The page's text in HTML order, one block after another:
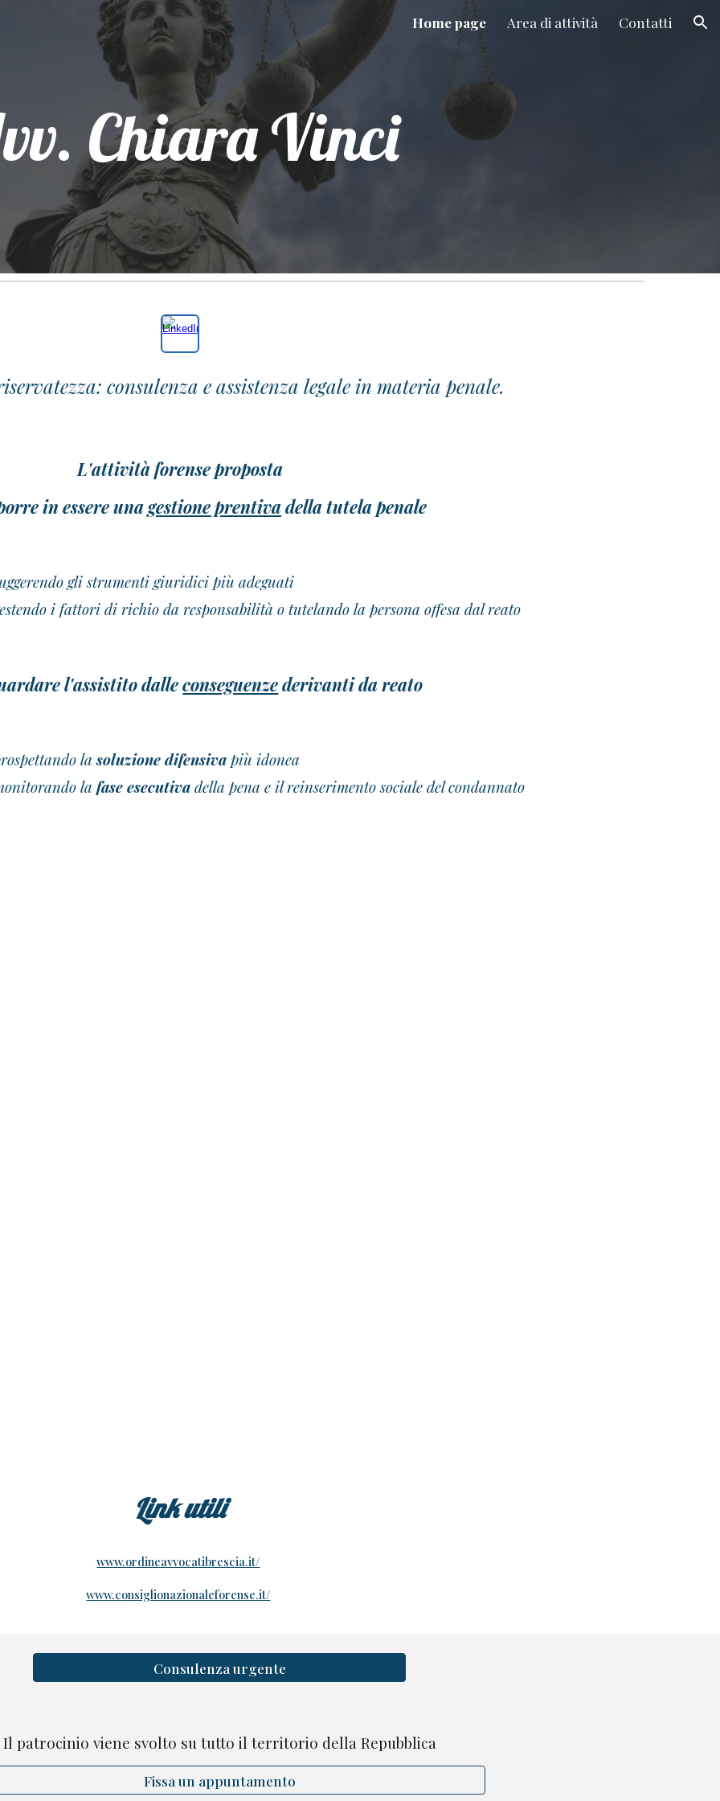
to main content Skip to navigation Home page Area di attività Contatti
Chiara Vinci
consulenza e assistenza legale in materia penale.
L'attività forense proposta
in essere unagestione prentivadella tutela penale
gli strumenti giuridici più adeguati
i fattori di richio da responsabilità o tutelando la persona offesa dal reato
l'assistito dalleconseguenzederivanti da reato
lasoluzione difensivapiù idonea
la fase esecutivadella pena e il reinserimento sociale del condannato
Linkutili
www.ordineavvocatibrescia.it/
www.consiglionazionaleforense.it/
Consulenza urgente
Il patrocinio viene svolto su tutto il territorio della Repubblica
Fissa un appuntamento